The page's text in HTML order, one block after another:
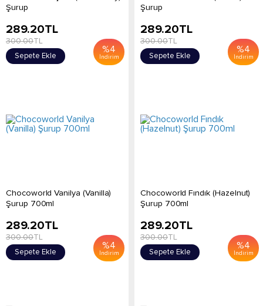
Şurup
%4
İndirim
289.20TL
300.00TL
Sepete Ekle
Şurup
%4
İndirim
289.20TL
300.00TL
Sepete Ekle
Chocoworld Vanilya (Vanilla)
Şurup 700ml
%4
İndirim
289.20TL
300.00TL
Sepete Ekle
Chocoworld Fındık (Hazelnut)
Şurup 700ml
%4
İndirim
289.20TL
300.00TL
Sepete Ekle